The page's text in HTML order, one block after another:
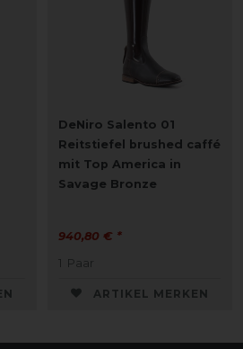
DeNiro Salento 01
Reitstiefel brushed caffé
mit Top America in
Savage Bronze
940,80 € *
1 Paar
ARTIKEL MERKEN